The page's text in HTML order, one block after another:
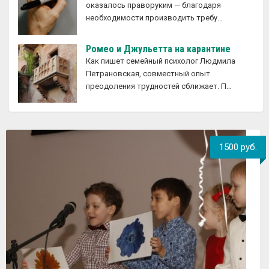
оказалось праворуким — благодаря
необходимости производить требу…
Ромео и Джульетта на карантине
Как пишет семейный психолог Людмила
Петрановская, совместный опыт
преодоления трудностей сближает. П…
1500 руб.